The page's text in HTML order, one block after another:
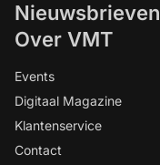
Nieuwsbrieven
Over VMT
Events
Digitaal Magazine
Klantenservice
Contact